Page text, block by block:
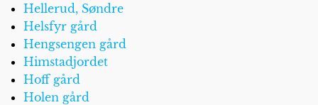
Hellerud, Søndre
Helsfyr gård
Hengsengen gård
Himstadjordet
Hoff gård
Holen gård